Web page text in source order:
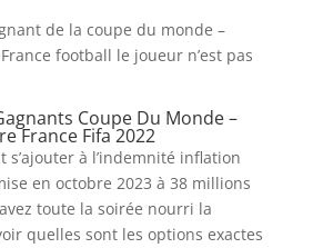
de la coupe du monde –
football le joueur n’est pas
Coupe Du Monde –
France Fifa 2022
s’ajouter à l’indemnité inflation
en octobre 2023 à 38 millions
toute la soirée nourri la
quelles sont les options exactes